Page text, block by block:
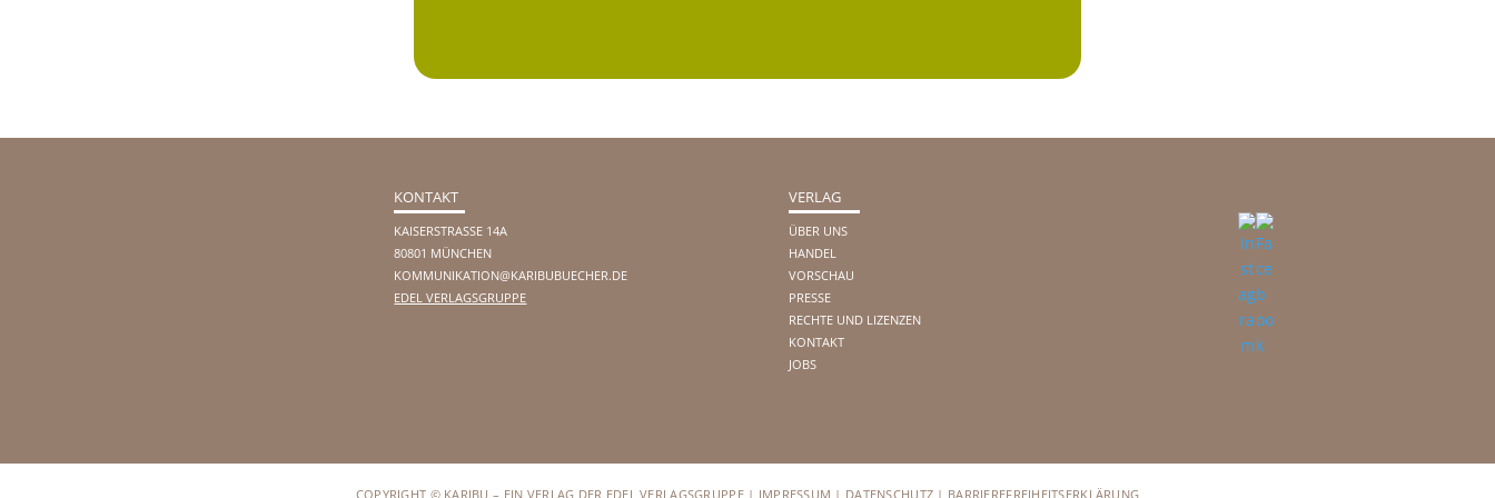
KONTAKT
KAISERSTRASSE 14A
80801 MÜNCHEN
KOMMUNIKATION@KARIBUBUECHER.DE
EDEL VERLAGSGRUPPE
VERLAG
ÜBER UNS
HANDEL
VORSCHAU
PRESSE
RECHTE UND LIZENZEN
KONTAKT
JOBS
COPYRIGHT © KARIBU – EIN VERLAG DER EDEL VERLAGSGRUPPE | IMPRESSUM | DATENSCHUTZ | BARRIEREFREIHEITSERKLÄRUNG